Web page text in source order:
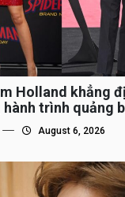
Holland khẳng
trình quảng
August 6, 2026